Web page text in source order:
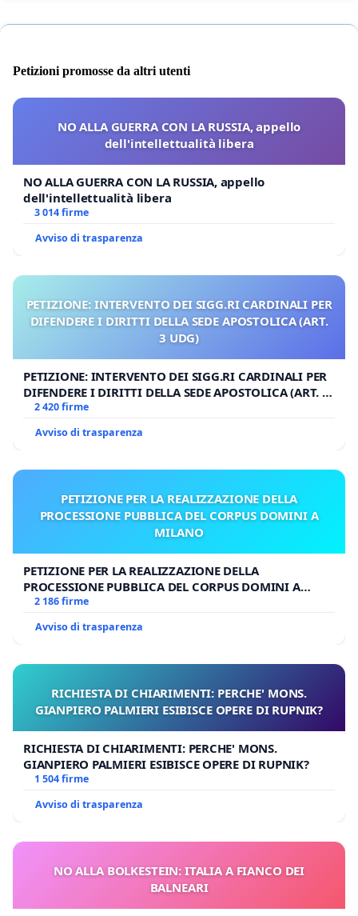
Petizioni promosse da altri utenti
NO ALLA GUERRA CON LA RUSSIA, appello
dell'intellettualità libera
NO ALLA GUERRA CON LA RUSSIA, appello
dell'intellettualità libera
3 014 firme
Avviso di trasparenza
PETIZIONE: INTERVENTO DEI SIGG.RI CARDINALI PER
DIFENDERE I DIRITTI DELLA SEDE APOSTOLICA (ART.
3 UDG)
PETIZIONE: INTERVENTO DEI SIGG.RI CARDINALI PER
DIFENDERE I DIRITTI DELLA SEDE APOSTOLICA (ART. 3
UDG)
2 420 firme
Avviso di trasparenza
PETIZIONE PER LA REALIZZAZIONE DELLA
PROCESSIONE PUBBLICA DEL CORPUS DOMINI A
MILANO
PETIZIONE PER LA REALIZZAZIONE DELLA
PROCESSIONE PUBBLICA DEL CORPUS DOMINI A
MILANO
2 186 firme
Avviso di trasparenza
RICHIESTA DI CHIARIMENTI: PERCHE' MONS.
GIANPIERO PALMIERI ESIBISCE OPERE DI RUPNIK?
RICHIESTA DI CHIARIMENTI: PERCHE' MONS.
GIANPIERO PALMIERI ESIBISCE OPERE DI RUPNIK?
1 504 firme
Avviso di trasparenza
NO ALLA BOLKESTEIN: ITALIA A FIANCO DEI
BALNEARI